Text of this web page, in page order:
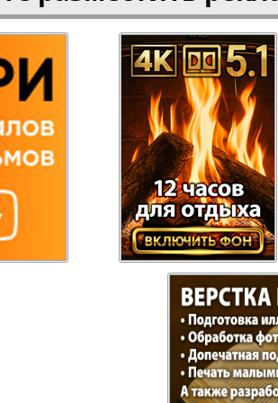
Ost-West
Panorama
продай
Подруга
Районка-Süd-West
Bremen